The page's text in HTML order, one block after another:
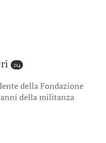
214
della Fondazione
della militanza